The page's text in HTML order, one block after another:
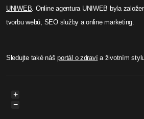
UNIWEB. Online agentura UNIWEB byla
tvorbu webů, SEO služby a online marketing.
Sledujte také nášportál o zdravía životním
+
−